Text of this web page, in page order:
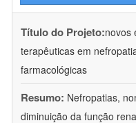
Título do Projeto:novos
terapêuticas em
farmacológicas
Resumo: Nefropatias,
diminuição da função